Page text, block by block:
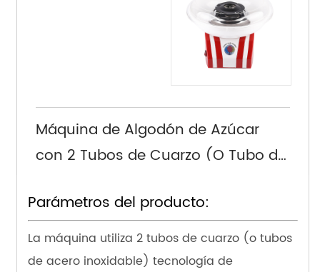
Máquina de Algodón de Azúcar
con 2 Tubos de Cuarzo (O Tubo de
Calentamiento, Modelo JK-M02,
Enchufe Europeo
Parámetros del producto:
La máquina utiliza 2 tubos de cuarzo (o tubos
de acero inoxidable) tecnología de